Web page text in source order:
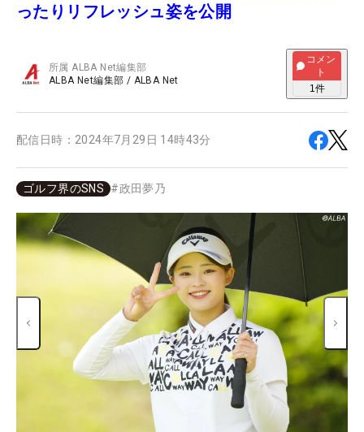
ったりリフレッシュ姿を公開
所属ALBA Net編集部
ALBA Net編集部 / ALBA Net
コメン
ト
1件
配信日時： 2024年7月29日 14時43分
ゴルフ界のSNS #政田夢乃